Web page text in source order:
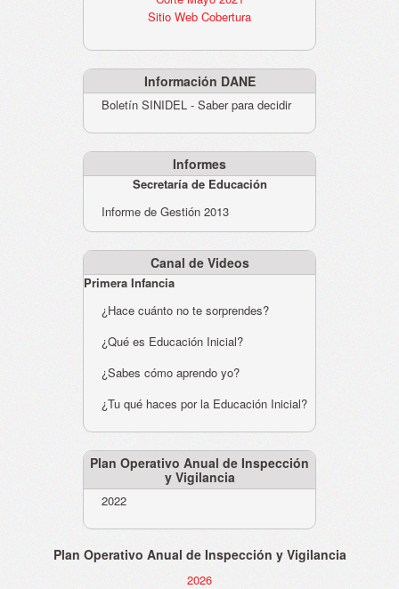
Sitio Web Cobertura
Información DANE
Boletín SINIDEL - Saber para decidir
Informes
Secretaría de Educación
Informe de Gestión 2013
Canal de Videos
Primera Infancia
¿Hace cuánto no te sorprendes?
¿Qué es Educación Inicial?
¿Sabes cómo aprendo yo?
¿Tu qué haces por la Educación Inicial?
Plan Operativo Anual de Inspección
y Vigilancia
2022
Plan Operativo Anual de Inspección y Vigilancia
2026